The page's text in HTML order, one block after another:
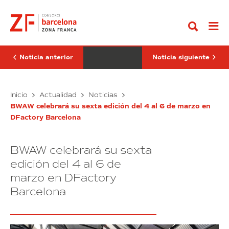
contenido
incorpora
a
DFactory
para
responder
y
futuros
de
la
Noticia anterior
en
la
fotovoltaicas
Noticia siguiente
Inicio Actualidad Noticias
BWAW celebrará su sexta edición del 4 al 6 de marzo en
DFactory Barcelona
BWAW celebrará su sexta
edición del 4 al 6 de
marzo en DFactory
Barcelona
se
incorpora
a
para
responder
los
retos
4.0